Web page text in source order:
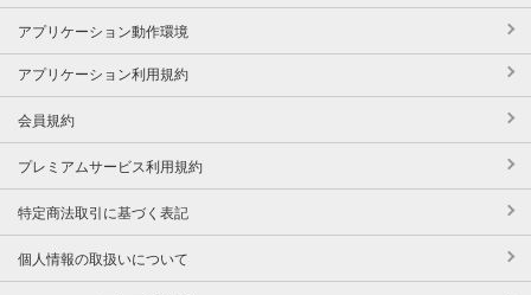
アプリケーション動作環境
アプリケーション利用規約
会員規約
プレミアムサービス利用規約
特定商法取引に基づく表記
個人情報の取扱いについて